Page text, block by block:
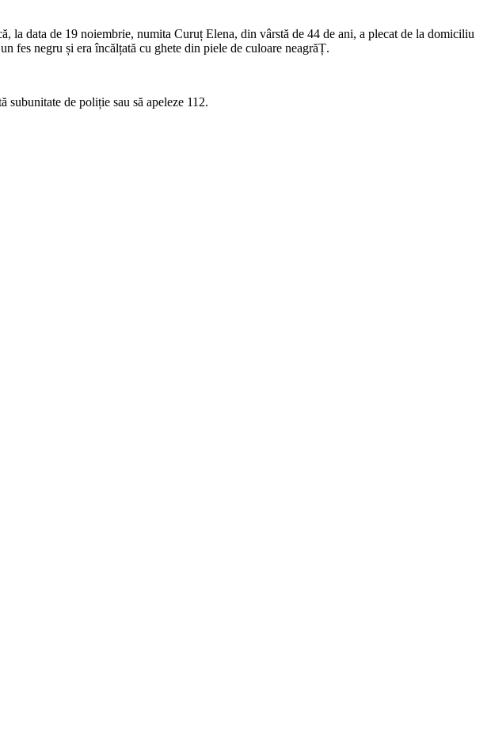
data de 19 noiembrie, numita Curuț Elena, din vârstă de 44 de ani, a plecat de la domiciliu
fes negru și era încălțată cu ghete din piele de culoare neagrăȚ.
subunitate de poliție sau să apeleze 112.